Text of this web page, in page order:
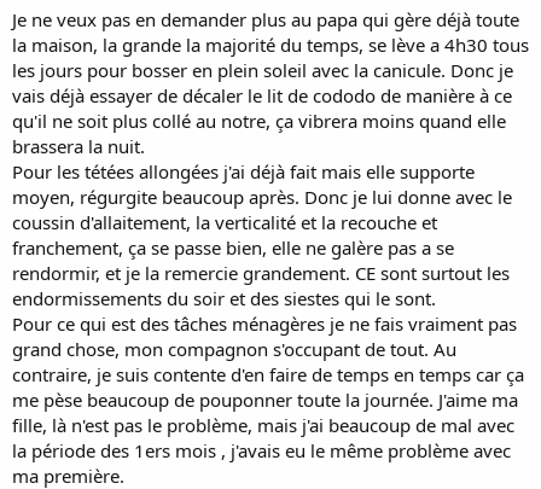
Je ne veux pas en demander plus au papa qui gère déjà toute
la maison, la grande la majorité du temps, se lève a 4h30 tous
les jours pour bosser en plein soleil avec la canicule. Donc je
vais déjà essayer de décaler le lit de cododo de manière à ce
qu'il ne soit plus collé au notre, ça vibrera moins quand elle
brassera la nuit.
Pour les tétées allongées j'ai déjà fait mais elle supporte
moyen, régurgite beaucoup après. Donc je lui donne avec le
coussin d'allaitement, la verticalité et la recouche et
franchement, ça se passe bien, elle ne galère pas a se
rendormir, et je la remercie grandement. CE sont surtout les
endormissements du soir et des siestes qui le sont.
Pour ce qui est des tâches ménagères je ne fais vraiment pas
grand chose, mon compagnon s'occupant de tout. Au
contraire, je suis contente d'en faire de temps en temps car ça
me pèse beaucoup de pouponner toute la journée. J'aime ma
fille, là n'est pas le problème, mais j'ai beaucoup de mal avec
la période des 1ers mois , j'avais eu le même problème avec
ma première.